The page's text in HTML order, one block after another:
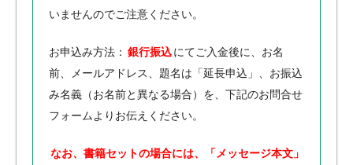
いませんのでご注意ください。
お申込み方法： 銀行振込にてご入金後に、お名
前、メールアドレス、題名は「延長申込」、お振込
み名義（お名前と異なる場合）を、下記のお問合せ
フォームよりお伝えください。
なお、書籍セットの場合には、「メッセージ本文」